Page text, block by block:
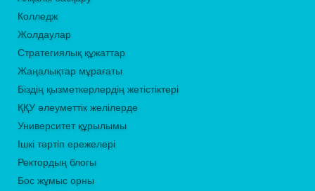
Колледж
Жолдаулар
Стратегиялық құжаттар
Жаңалықтар мұрағаты
Біздің қызметкерлердің жетістіктері
ҚҚУ әлеуметтік желілерде
Университет құрылымы
Ішкі тәртіп ережелері
Ректордың блогы
Бос жұмыс орны